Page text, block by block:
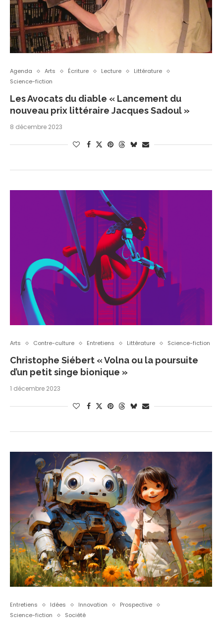
Agenda Arts Écriture Lecture
Littérature
Science-fiction
Les Avocats du diable « Lancement du
nouveau prix littéraire Jacques Sadoul »
8 décembre 2023
Arts Contre-culture Entretiens Littérature Science-fiction
Christophe Siébert « Volna ou la poursuite
d’un petit singe bionique »
1 décembre 2023
Entretiens Idées Innovation
Prospective
Science-fiction
Société